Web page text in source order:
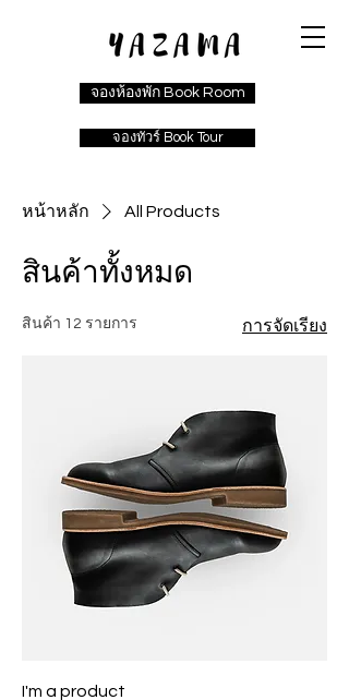
จองทัวร์ Book Tour
จองห้องพัก Book Room
หน้าหลัก All Products
สินค้าทั้งหมด
สินค้า 12 รายการ การจัดเรียง
I'm a product